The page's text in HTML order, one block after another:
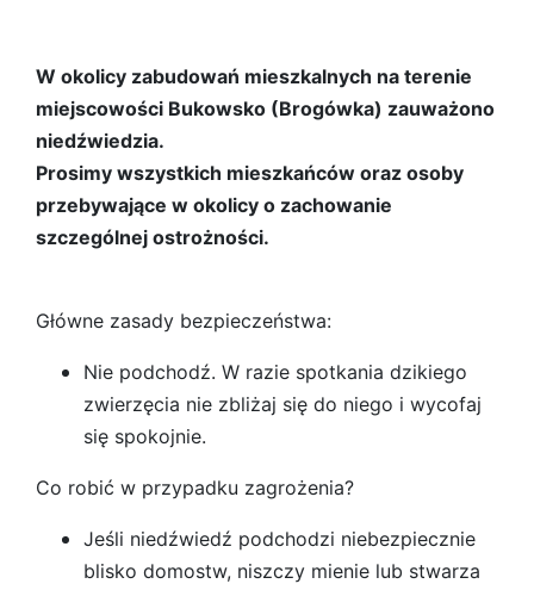
W okolicy zabudowań mieszkalnych na terenie
miejscowości Bukowsko (Brogówka) zauważono
niedźwiedzia.
Prosimy wszystkich mieszkańców oraz osoby
przebywające w okolicy o zachowanie
szczególnej ostrożności.
Główne zasady bezpieczeństwa:
Nie podchodź. W razie spotkania dzikiego
zwierzęcia nie zbliżaj się do niego i wycofaj
się spokojnie.
Co robić w przypadku zagrożenia?
Jeśli niedźwiedź podchodzi niebezpiecznie
blisko domostw, niszczy mienie lub stwarza